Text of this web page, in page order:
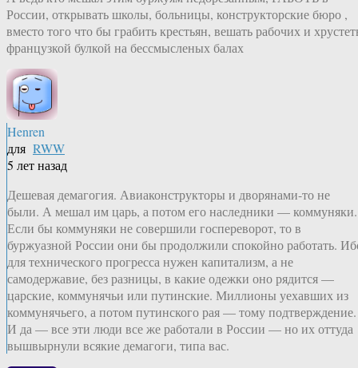
России, открывать школы, больницы, конструкторские бюро ,
вместо того что бы грабить крестьян, вешать рабочих и
французкой булкой на бессмысленых балах
Henren
для RWW
5 лет назад
Дешевая демагогия. Авиаконструкторы и дворянами-то не
были. А мешал им царь, а потом его наследники — коммуняки.
Если бы коммуняки не совершили госпереворот, то в
буржуазной России они бы продолжили спокойно работать.
для технического прогресса нужен капитализм, а не
самодержавие, без разницы, в какие одежки оно рядится —
царские, коммунячьи или путинские. Миллионы уехавших из
коммунячьего, а потом путинского рая — тому подтверждение.
И да — все эти люди все же работали в России — но их оттуда
вышвырнули всякие демагоги, типа вас.